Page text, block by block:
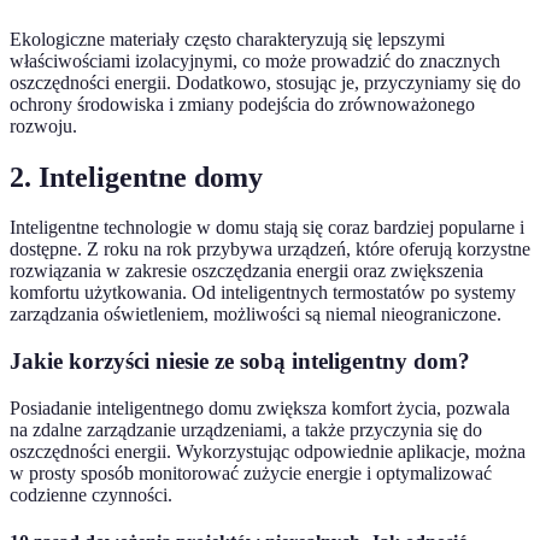
Ekologiczne materiały często charakteryzują się lepszymi
właściwościami izolacyjnymi, co może prowadzić do znacznych
oszczędności energii. Dodatkowo, stosując je, przyczyniamy się do
ochrony środowiska i zmiany podejścia do zrównoważonego
rozwoju.
2. Inteligentne domy
Inteligentne technologie w domu stają się coraz bardziej popularne i
dostępne. Z roku na rok przybywa urządzeń, które oferują korzystne
rozwiązania w zakresie oszczędzania energii oraz zwiększenia
komfortu użytkowania. Od inteligentnych termostatów po systemy
zarządzania oświetleniem, możliwości są niemal nieograniczone.
Jakie korzyści niesie ze sobą inteligentny dom?
Posiadanie inteligentnego domu zwiększa komfort życia, pozwala
na zdalne zarządzanie urządzeniami, a także przyczynia się do
oszczędności energii. Wykorzystując odpowiednie aplikacje, można
w prosty sposób monitorować zużycie energie i optymalizować
codzienne czynności.